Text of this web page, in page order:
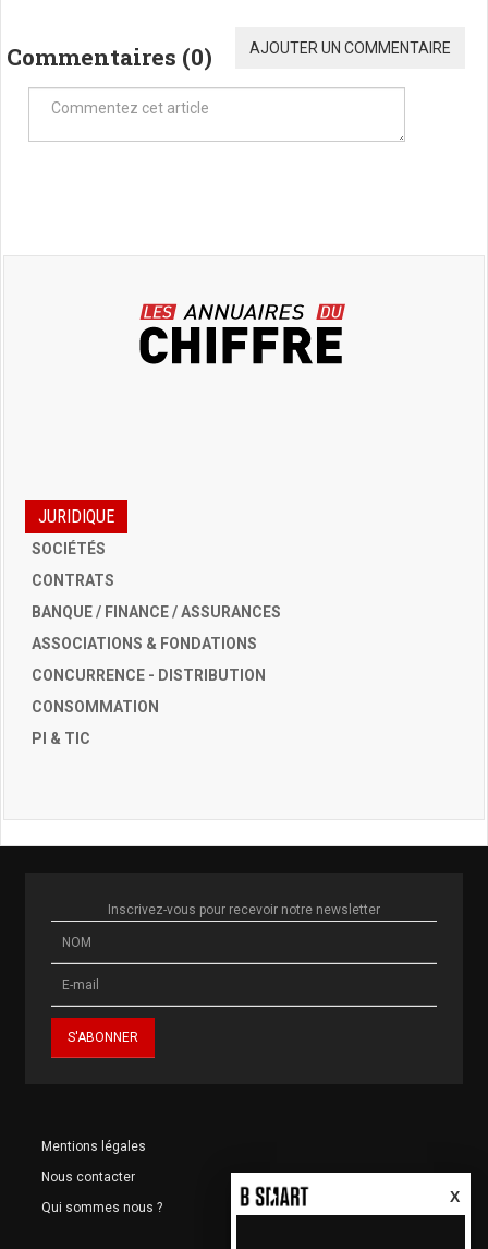
Commentaires (0) AJOUTER UN COMMENTAIRE
JURIDIQUE
SOCIÉTÉS
CONTRATS
BANQUE / FINANCE / ASSURANCES
ASSOCIATIONS & FONDATIONS
CONCURRENCE - DISTRIBUTION
CONSOMMATION
PI & TIC
Inscrivez-vous pour recevoir notre newsletter
Mentions légales
Nous contacter
Qui sommes nous ?
X